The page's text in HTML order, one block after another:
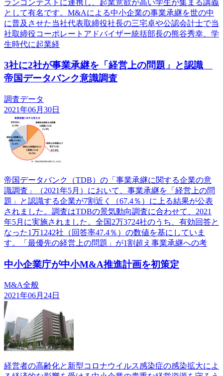
ランコンテストに連携し、起業意欲が高い学生が集まる講義
として有名です。M&Aによる中小企業の事業承継を世の中
に普及させた当社代表取締役社長の三宅卓や公認会計士で当
社取締役コーポレートアドバイザー統括部長の熊谷秀幸、学
生時代に起業経
3社に2社が事業承継を「経営上の問題」と認識
帝国データバンク意識調査
調査データ
2021年06月30日
帝国データバンク（TDB）の「事業承継に関する企業の意
識調査」（2021年5月）において、事業承継を「経営上の問
題」と認識する企業が7割近く（67.4％）に上る結果が公表
されました。調査はTDBの景気動向調査に合わせて、2021
年5月に実施されました。全国2万3724社のうち、有効回答と
なった1万1242社（回答率47.4％）の数値を基にしていま
す。「最優先の経営上の問題」が1割超え事業承継への考
中小企業庁が中小M&A推進計画を初策定
M&A全般
2021年06月24日
経営者の高齢化と新型コロナウイルス感染症の感染拡大によ